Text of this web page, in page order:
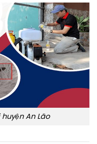
An Lão